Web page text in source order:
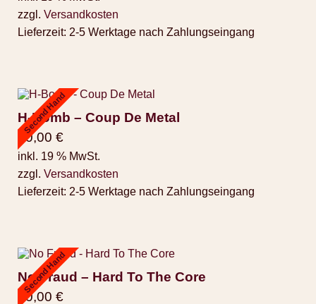
zzgl. Versandkosten
Lieferzeit: 2-5 Werktage nach Zahlungseingang
Second Hand
H-Bomb – Coup De Metal
50,00 €
inkl. 19 % MwSt.
zzgl. Versandkosten
Lieferzeit: 2-5 Werktage nach Zahlungseingang
Second Hand
No Fraud – Hard To The Core
10,00 €